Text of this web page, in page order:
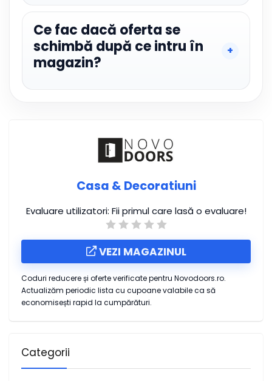
Ce fac dacă oferta se
schimbă după ce intru în
magazin?
Casa & Decoratiuni
Evaluare utilizatori: Fii primul care lasă o evaluare!
VEZI MAGAZINUL
Coduri reducere și oferte verificate pentru Novodoors.ro.
Actualizăm periodic lista cu cupoane valabile ca să
economisești rapid la cumpărături.
Categorii